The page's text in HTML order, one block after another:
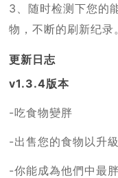
3、随时检测下您的
物，不断的刷新纪录
更新日志
v1.3.4版本
-吃食物變胖
-出售您的食物以升
-你能成為他們中最